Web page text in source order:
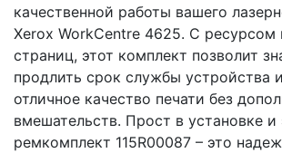
качественной работы вашего
Xerox WorkCentre 4625. С ресурсом
страниц, этот комплект позволит
продлить срок службы устройства
отличное качество печати без
вмешательств. Прост в установке и
ремкомплект 115R00087 – это